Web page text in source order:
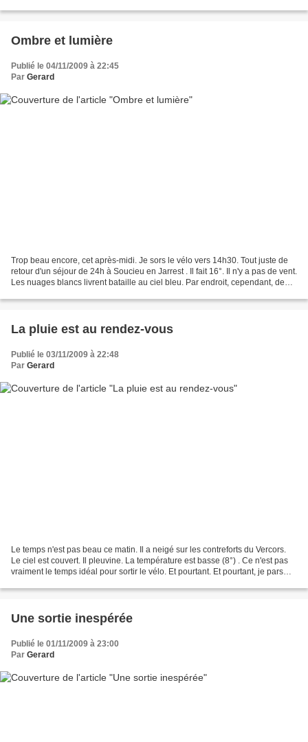
Ombre et lumière
Publié le 04/11/2009 à 22:45
Par Gerard
Trop beau encore, cet après-midi. Je sors le vélo vers 14h30. Tout juste de
retour d'un séjour de 24h à Soucieu en Jarrest . Il fait 16°. Il n'y a pas de vent.
Les nuages blancs livrent bataille au ciel bleu. Par endroit, cependant, de
La pluie est au rendez-vous
Publié le 03/11/2009 à 22:48
Par Gerard
Le temps n'est pas beau ce matin. Il a neigé sur les contreforts du Vercors.
Le ciel est couvert. Il pleuvine. La température est basse (8°) . Ce n'est pas
vraiment le temps idéal pour sortir le vélo. Et pourtant. Et pourtant, je pars
Une sortie inespérée
Publié le 01/11/2009 à 23:00
Par Gerard